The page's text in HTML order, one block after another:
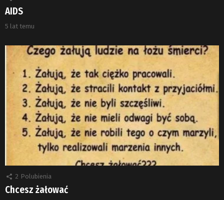
AIDS
5 lat temu
2 Polubienia
Chcesz żałować